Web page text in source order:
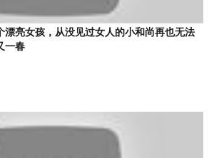
漂亮女孩，从没见过女人的小和尚再也无法
一春